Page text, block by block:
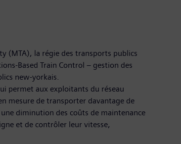
(MTA), la régie des transports publics
Based Train Control – gestion des
new-yorkais.
permet aux exploitants du réseau
mesure de transporter davantage de
diminution des coûts de maintenance
et de contrôler leur vitesse,